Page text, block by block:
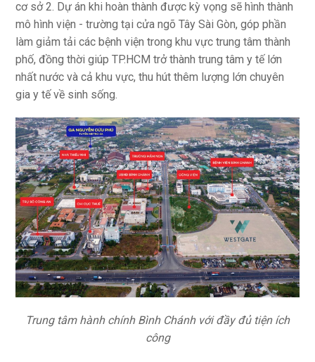
cơ sở 2. Dự án khi hoàn thành được kỳ vọng sẽ hình thành
mô hình viện - trường tại cửa ngõ Tây Sài Gòn, góp phần
làm giảm tải các bệnh viện trong khu vực trung tâm thành
phố, đồng thời giúp TP.HCM trở thành trung tâm y tế lớn
nhất nước và cả khu vực, thu hút thêm lượng lớn chuyên
gia y tế về sinh sống.
Trung tâm hành chính Bình Chánh với đầy đủ tiện ích
công